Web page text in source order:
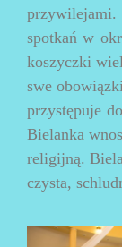
przywilejami.
spotkań w
koszyczki
swe
przystępuje
Bielanka
religijną.
czysta,